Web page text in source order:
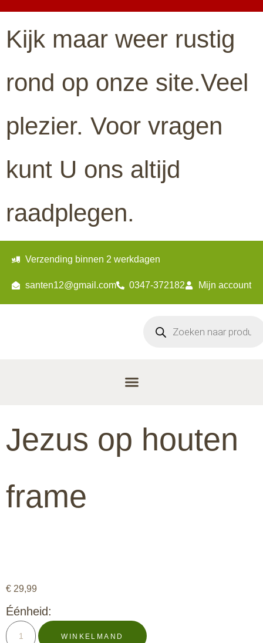
Kijk maar weer rustig
rond op onze site.Veel
plezier. Voor vragen
kunt U ons altijd
raadplegen.
Verzending binnen 2 werkdagen
santen12@gmail.com 0347-372182 Mijn account
Jezus op houten
frame
€ 29,99
Éénheid:
WINKELMAND